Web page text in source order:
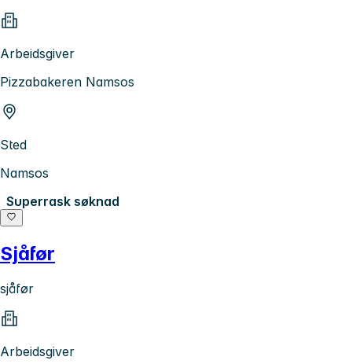
Arbeidsgiver
Pizzabakeren Namsos
Sted
Namsos
Superrask søknad
Sjåfør
sjåfør
Arbeidsgiver